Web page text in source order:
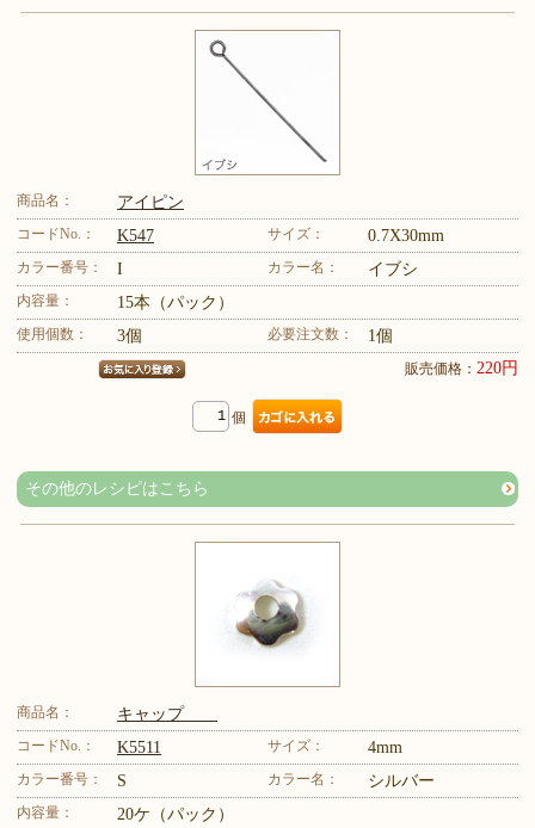
商品名： アイピン
コードNo.： K547 サイズ： 0.7X30mm
カラー番号： I カラー名： イブシ
内容量： 15本（パック）
使用個数： 3個 必要注文数： 1個
販売価格： 220円
個
その他のレシピはこちら
商品名： キャップ
コードNo.： K5511 サイズ： 4mm
カラー番号： S カラー名： シルバー
内容量： 20ケ（パック）